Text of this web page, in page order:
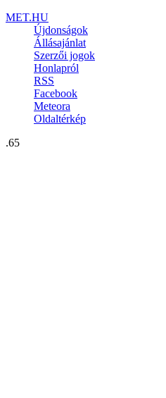
MET.HU
Újdonságok
Állásajánlat
Szerzői jogok
Honlapról
RSS
Facebook
Meteora
Oldaltérkép
.65